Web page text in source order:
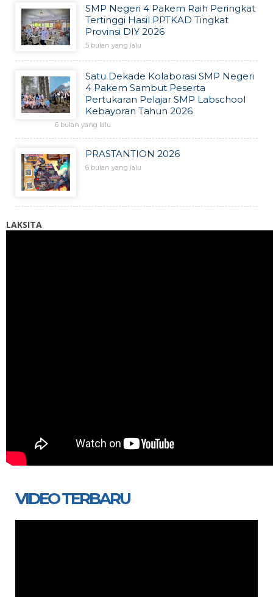
SMP Negeri 4 Pakem Raih Peringkat
Tertinggi Hasil PPTKAD Tingkat
Provinsi DIY 2026
5 bulan yang lalu
Satu Dekade Kolaborasi SMP Negeri
4 Pakem Sambut Peserta
Pertukaran Pelajar SMP Labschool
Kebayoran Tahun 2026
6 bulan yang lalu
PRASTANTION 2026
6 bulan yang lalu
LAKSITA
VIDEO TERBARU